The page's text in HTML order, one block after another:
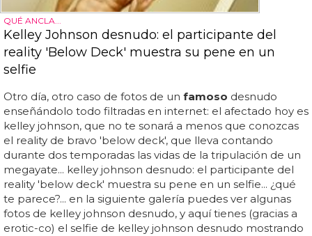
QUÉ ANCLA...
Kelley Johnson desnudo: el participante del
reality 'Below Deck' muestra su pene en un
selfie
Otro día, otro caso de fotos de un famoso desnudo
enseñándolo todo filtradas en internet: el afectado hoy es
kelley johnson, que no te sonará a menos que conozcas
el reality de bravo 'below deck', que lleva contando
durante dos temporadas las vidas de la tripulación de un
megayate... kelley johnson desnudo: el participante del
reality 'below deck' muestra su pene en un selfie... ¿qué
te parece?... en la siguiente galería puedes ver algunas
fotos de kelley johnson desnudo, y aquí tienes (gracias a
erotic-co) el selfie de kelley johnson desnudo mostrando